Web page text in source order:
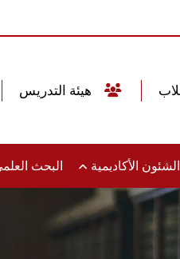
الشئون الأكاديمية البحث